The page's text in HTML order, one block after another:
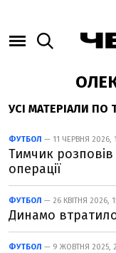
УСІ МАТЕРІАЛИ ПО
ФУТБОЛ — 11 ЧЕРВНЯ 2026,
Тимчик
операції
ФУТБОЛ — 26 КВІТНЯ 2026,
Динамо
ФУТБОЛ — 9 ЖОВТНЯ 2025,